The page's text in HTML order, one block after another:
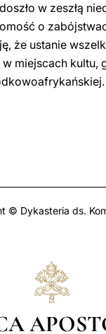
w zeszłą
o
że ustanie
miejscach
© Dykasteria ds.